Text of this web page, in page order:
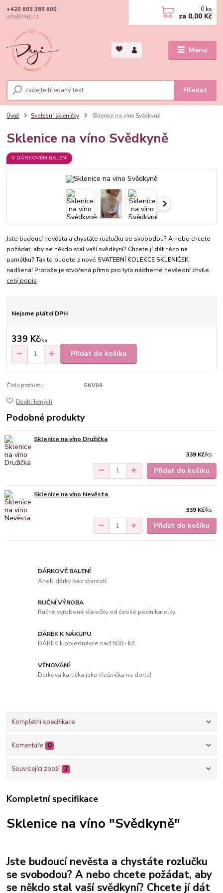
Menu
Hledat
+420 603 389 600
info@degi.cz
0 ks
za 0,00 Kč
Úvod Svatební skleničky Sklenice na víno Svědkyně
Sklenice na víno Svědkyně
V DÁRKOVÉM BALENÍ
Jste budoucí nevěsta a chystáte rozlučku se svobodou? A nebo chcete
požádat, aby se někdo stal vaší svědkyní? Chcete jí dát něco na
památku? Tak to budete z nové SVATEBNÍ KOLEKCE SKLENIČEK
nadšená! Protože je stvořená přímo pro tyto nádherné nevšední chvíle.
celý popis
Nejsme plátci DPH
339 Kč/ks
Přidat do košíku
Číslo produktu: SNV09
Do oblíbených
Podobné produkty
Sklenice na víno Družička
339 Kč/ks
Přidat do košíku
Sklenice na víno Nevěsta
339 Kč/ks
Přidat do košíku
DÁRKOVÉ BALENÍ
Aneb dárky bez starostí.
RUČNÍ VÝROBA
Ručně vyrobené dárečky od české podnikatelky.
DÁREK K NÁKUPU
DÁREK k objednávce nad 500,- Kč.
VĚNOVÁNÍ
Dárková kartička jako třešnička na dortu!
Kompletní specifikace
Komentáře 0
Související zboží 2
Kompletní specifikace
Sklenice na víno "Svědkyně"
Jste budoucí nevěsta a chystáte rozlučku
se svobodou? A nebo chcete požádat, aby
se někdo stal vaší svědkyní? Chcete jí dát